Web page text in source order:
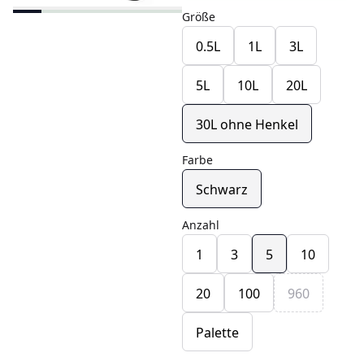
Größe
0.5L 1L 3L
5L 10L 20L
30L ohne Henkel
Farbe
Schwarz
Anzahl
1 3 5 10
20 100 960
Palette